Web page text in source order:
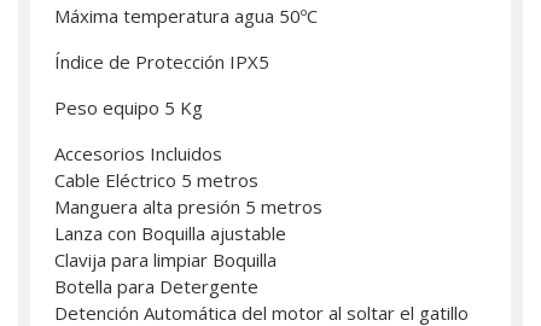
Máxima temperatura agua 50ºC
Índice de Protección IPX5
Peso equipo 5 Kg
Accesorios Incluidos
Cable Eléctrico 5 metros
Manguera alta presión 5 metros
Lanza con Boquilla ajustable
Clavija para limpiar Boquilla
Botella para Detergente
Detención Automática del motor al soltar el gatillo